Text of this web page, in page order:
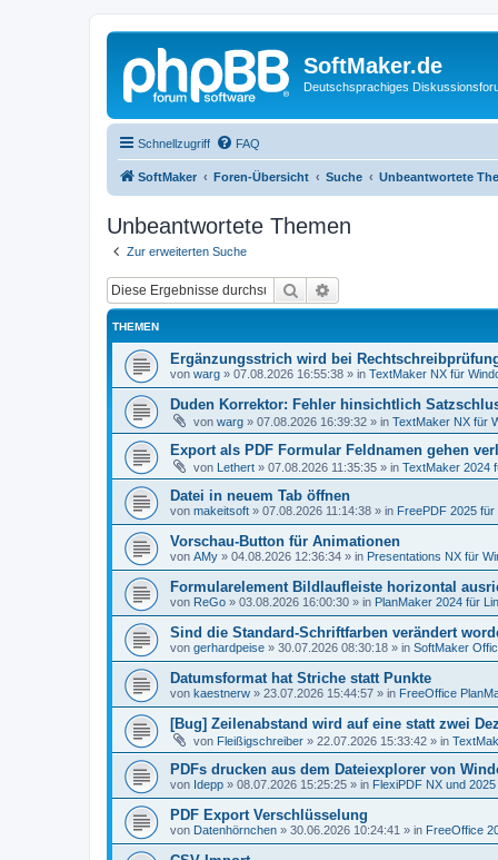
SoftMaker.de
Deutschsprachiges
Schnellzugriff FAQ
SoftMaker Foren-Übersicht Suche Unbeantwortete
Unbeantwortete Themen
Zur erweiterten Suche
Suche
THEMEN
Ergänzungsstrich wird bei
von warg » 07.08.2026 16:55:38 » in TextMaker NX für
Duden Korrektor: Fehler hinsichtlich
von warg » 07.08.2026 16:39:32 » in TextMaker NX für
Export als PDF Formular Feldnamen gehen
von Lethert » 07.08.2026 11:35:35 » in TextMaker 2024
Datei in neuem Tab öffnen
von makeitsoft » 07.08.2026 11:14:38 » in FreePDF 2025 für
Vorschau-Button für Animationen
von AMy » 04.08.2026 12:36:34 » in Presentations NX für
Formularelement Bildlaufleiste horizontal
von ReGo » 03.08.2026 16:00:30 » in PlanMaker 2024 für
Sind die Standard-Schriftfarben verändert
von gerhardpeise » 30.07.2026 08:30:18 » in SoftMaker
Datumsformat hat Striche statt Punkte
von kaestnerw » 23.07.2026 15:44:57 » in FreeOffice
[Bug] Zeilenabstand wird auf eine statt zwei
von Fleißigschreiber » 22.07.2026 15:33:42 » in
PDFs drucken aus dem Dateiexplorer von
von Idepp » 08.07.2026 15:25:25 » in FlexiPDF NX und
PDF Export Verschlüsselung
von Datenhörnchen » 30.06.2026 10:24:41 » in FreeOffice